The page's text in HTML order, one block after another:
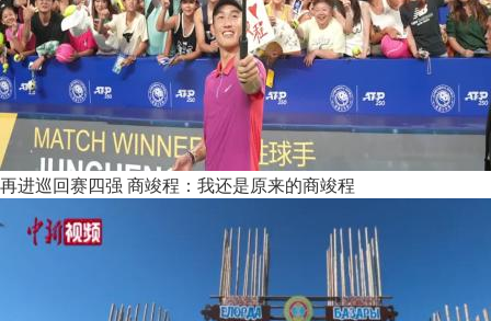
再进巡回赛四强 商竣程：我还是原来的商竣程